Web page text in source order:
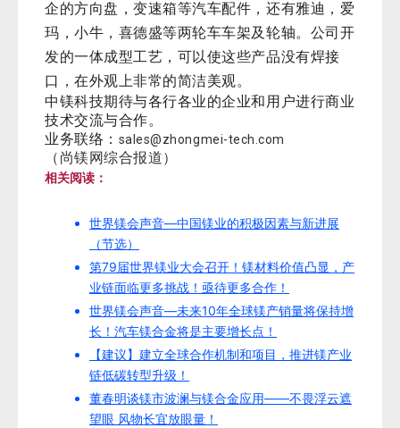
企的方向盘，变速箱等汽车配件，还有雅迪，爱
玛，小牛，喜德盛等两轮车车架及轮轴。公司开
发的一体成型工艺，可以使这些产品没有焊接
口，在外观上非常的简洁美观。
中镁科技期待与各行各业的企业和用户进行商业
技术交流与合作。
业务联络： sales@zhongmei-tech.com
（尚镁网综合报道）
相关阅读：
世界镁会声音—中国镁业的积极因素与新进展
（节选）
第79届世界镁业大会召开！镁材料价值凸显，产
业链面临更多挑战！亟待更多合作！
世界镁会声音—未来10年全球镁产销量将保持增
长！汽车镁合金将是主要增长点！
【建议】建立全球合作机制和项目，推进镁产业
链低碳转型升级！
董春明谈镁市波澜与镁合金应用——不畏浮云遮
望眼 风物长宜放眼量！